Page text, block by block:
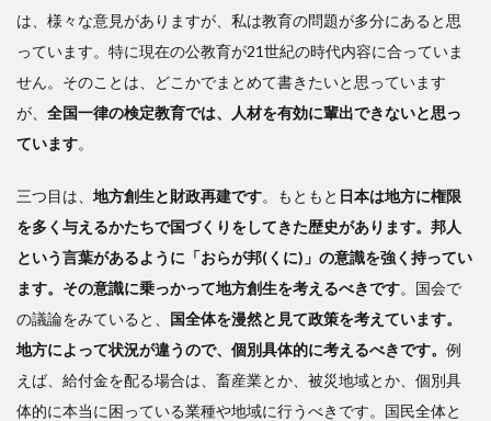
は、様々な意見がありますが、私は教育の問題が多分にあると思
っています。特に現在の公教育が21世紀の時代内容に合っていま
せん。そのことは、どこかでまとめて書きたいと思っています
が、 全国一律の検定教育では、人材を有効に輩出できないと思っ
ています。
三つ目は、 地方創生と財政再建です。もともと 日本は地方に権限
を多く与えるかたちで国づくりをしてきた歴史があります。邦人
という言葉があるように「おらが邦(くに)」の意識を強く持ってい
ます。その意識に乗っかって地方創生を考えるべきです。国会で
の議論をみていると、 国全体を漫然と見て政策を考えています。
地方によって状況が違うので、個別具体的に考えるべきです。 例
えば、給付金を配る場合は、畜産業とか、被災地域とか、個別具
体的に本当に困っている業種や地域に行うべきです。国民全体と